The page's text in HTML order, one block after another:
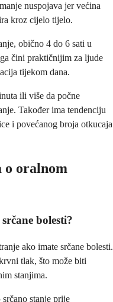
nuspojava jer većina
kroz cijelo tijelo.
obično 4 do 6 sati u
čini praktičnijim za ljude
tijekom dana.
ili više da počne
Također ima tendenciju
i povećanog broja otkucaja
o oralnom
bolesti?
ako imate srčane bolesti.
tlak, što može biti
stanjima.
stanje prije